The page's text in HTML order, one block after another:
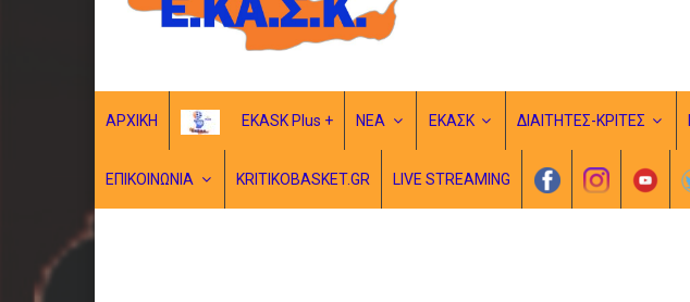
ΑΡΧΙΚΗ EKASK Plus + ΝΕΑ ΕΚΑΣΚ ΔΙΑΙΤΗΤΕΣ-ΚΡΙΤΕΣ
ΕΠΙΚΟΙΝΩΝΙΑ KRITIKOBASKET.GR LIVE STREAMING